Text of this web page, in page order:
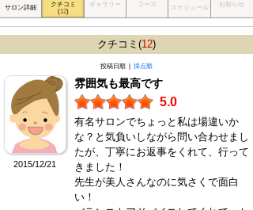
サロン詳細
クチコミ
(12)
ギャラリー コース スケジュール お知らせ
クチコミ(12)
投稿日順 | 採点順
2015/12/21
雰囲気も最高です
5.0
有名サロンでちょっと私は場違いか
な？と気負いしながら問い合わせまし
たが、丁寧にお返事をくれて、行って
きました！
先生が美人さんなのに気さくで面白
い！